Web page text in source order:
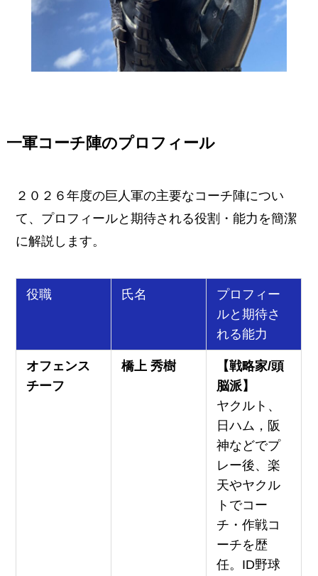
一軍コーチ陣のプロフィール
２０２６年度の巨人軍の主要なコーチ陣につい
て、プロフィールと期待される役割・能力を簡潔
に解説します。
役職 氏名
プロフィー
ルと期待さ
れる能力
オフェンス
チーフ
橋上 秀樹
【戦略家/頭
脳派】
ヤクルト、
日ハム，阪
神などでプ
レー後、楽
天やヤクル
トでコー
チ・作戦コ
ーチを歴
任。ID野球